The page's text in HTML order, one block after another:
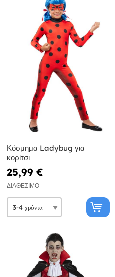
Κόσμημα Ladybug για
κορίτσι
25,99 €
ΔΙΑΘΈΣΙΜΟ